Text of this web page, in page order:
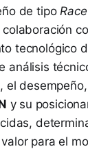
de tipo
tecnológico
análisis
el
y su
para el